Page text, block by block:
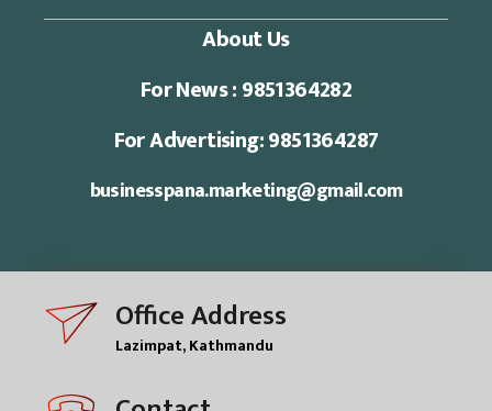
About Us
For News : 9851364282
For Advertising: 9851364287
businesspana.marketing@gmail.com
Office Address
Lazimpat, Kathmandu